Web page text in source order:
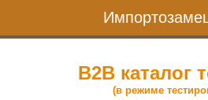
B2B каталог
(в режиме